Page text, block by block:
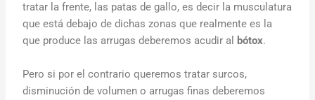
tratar la frente, las patas de gallo, es decir la musculatura
que está debajo de dichas zonas que realmente es la
que produce las arrugas deberemos acudir al bótox.
Pero si por el contrario queremos tratar surcos,
disminución de volumen o arrugas finas deberemos